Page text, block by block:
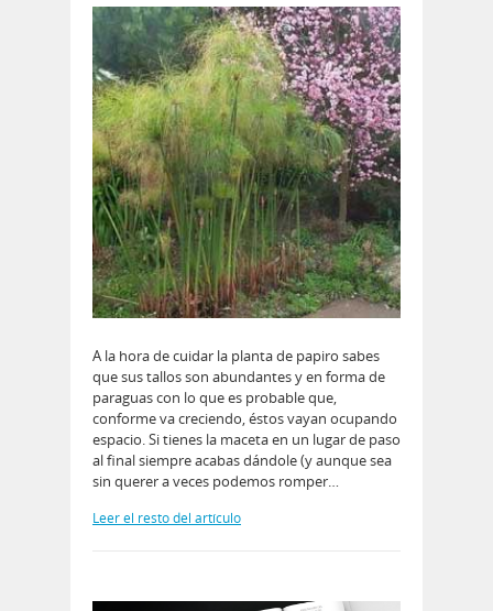
A la hora de cuidar la planta de papiro sabes
que sus tallos son abundantes y en forma de
paraguas con lo que es probable que,
conforme va creciendo, éstos vayan ocupando
espacio. Si tienes la maceta en un lugar de paso
al final siempre acabas dándole (y aunque sea
sin querer a veces podemos romper…
Leer el resto del artículo